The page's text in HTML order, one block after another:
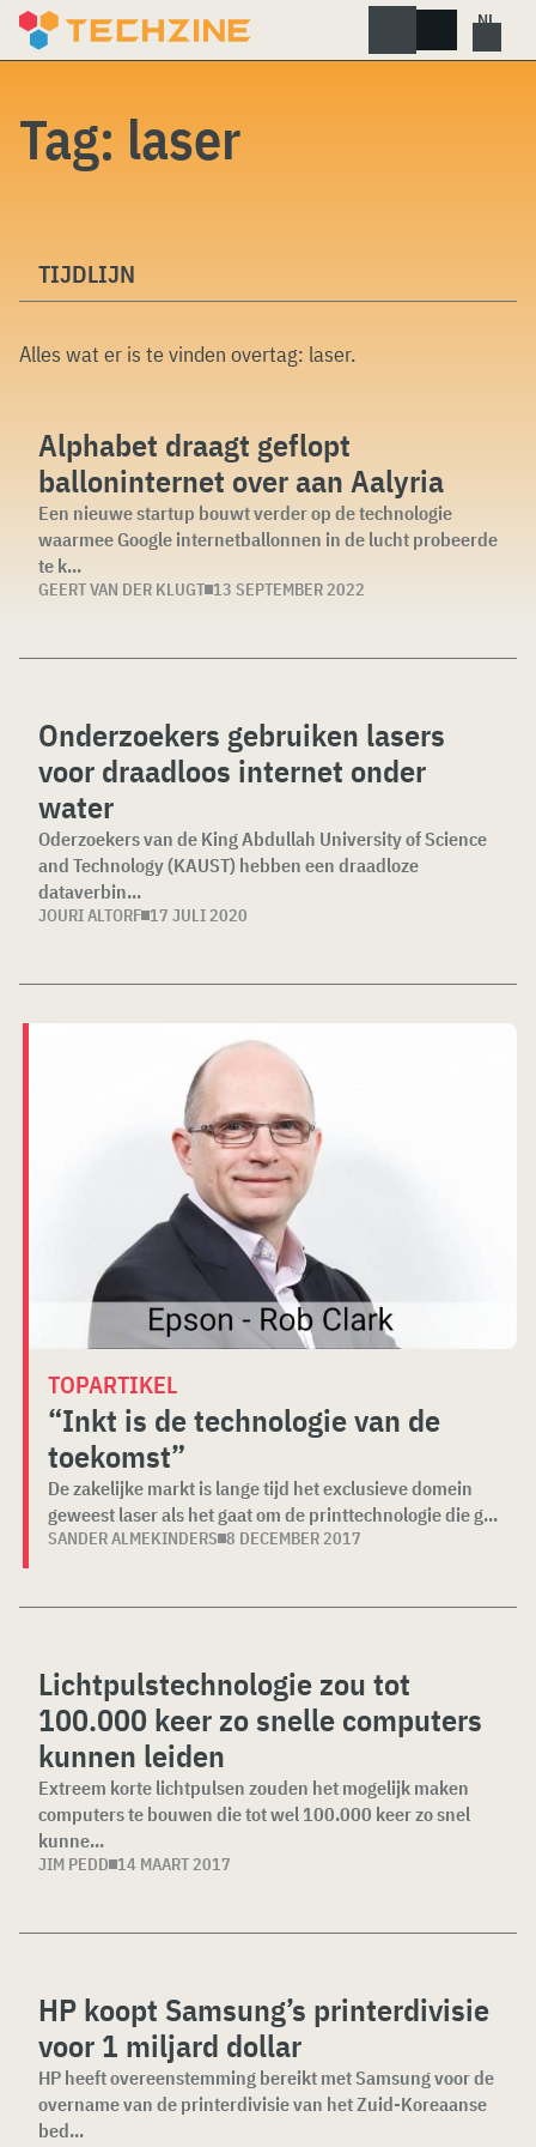
Skip
Tag: laser
TIJDLIJN
Alles wat er is te vinden overtag: laser.
Alphabet draagt geflopt
balloninternet over aan Aalyria
Een nieuwe startup bouwt verder op de technologie
waarmee Google internetballonnen in de lucht probeerde
te k...
GEERT VAN DER KLUGT 13 SEPTEMBER 2022
Onderzoekers gebruiken lasers
voor draadloos internet onder
water
Oderzoekers van de King Abdullah University of Science
and Technology (KAUST) hebben een draadloze
dataverbin...
JOURI ALTORF 17 JULI 2020
TOPARTIKEL
“Inkt is de technologie van de
toekomst”
De zakelijke markt is lange tijd het exclusieve domein
geweest laser als het gaat om de printtechnologie die g...
SANDER ALMEKINDERS 8 DECEMBER 2017
Lichtpulstechnologie zou tot
100.000 keer zo snelle computers
kunnen leiden
Extreem korte lichtpulsen zouden het mogelijk maken
computers te bouwen die tot wel 100.000 keer zo snel
kunne...
JIM PEDD 14 MAART 2017
HP koopt Samsung’s printerdivisie
voor 1 miljard dollar
HP heeft overeenstemming bereikt met Samsung voor de
overname van de printerdivisie van het Zuid-Koreaanse
bed...